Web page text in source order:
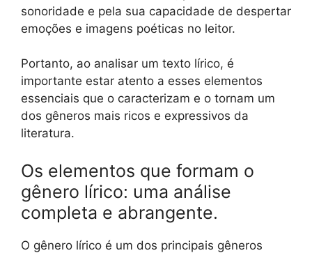
sonoridade e pela sua capacidade de despertar
emoções e imagens poéticas no leitor.
Portanto, ao analisar um texto lírico, é
importante estar atento a esses elementos
essenciais que o caracterizam e o tornam um
dos gêneros mais ricos e expressivos da
literatura.
Os elementos que formam o
gênero lírico: uma análise
completa e abrangente.
O gênero lírico é um dos principais gêneros